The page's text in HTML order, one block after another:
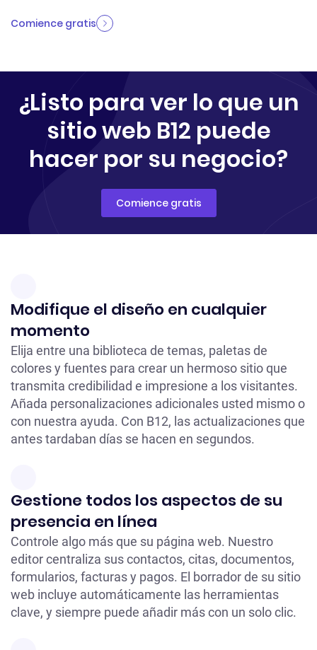
Comience gratis
¿Listo para ver lo que un
sitio web B12 puede
hacer por su negocio?
Comience gratis
Modifique el diseño en cualquier
momento
Elija entre una biblioteca de temas, paletas de
colores y fuentes para crear un hermoso sitio que
transmita credibilidad e impresione a los visitantes.
Añada personalizaciones adicionales usted mismo o
con nuestra ayuda. Con B12, las actualizaciones que
antes tardaban días se hacen en segundos.
Gestione todos los aspectos de su
presencia en línea
Controle algo más que su página web. Nuestro
editor centraliza sus contactos, citas, documentos,
formularios, facturas y pagos. El borrador de su sitio
web incluye automáticamente las herramientas
clave, y siempre puede añadir más con un solo clic.